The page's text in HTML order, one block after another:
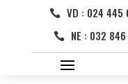
 VD : 024 445
 NE : 032 846